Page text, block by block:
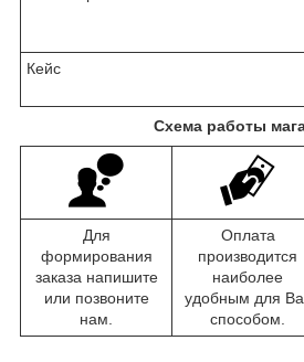
Кейс
Схема работы
Для
формирования
заказа напишите
или позвоните
нам.
Оплата
производится
наиболее
удобным для
способом.